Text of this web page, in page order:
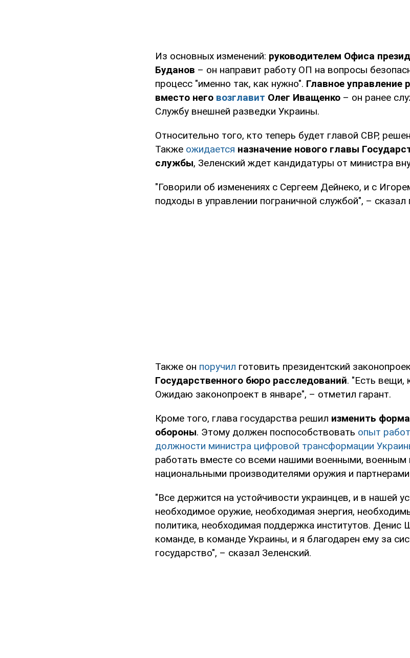
Из основных изменений: руководителем Офиса
Буданов – он направит работу ОП на вопросы
процесс "именно так, как нужно". Главное управление
вместо него возглавит Олег Иващенко – он ранее
Службу внешней разведки Украины.
Относительно того, кто теперь будет главой СВР,
Также ожидается назначение нового главы
службы, Зеленский ждет кандидатуры от министра
"Говорили об изменениях с Сергеем Дейнеко, и с
подходы в управлении пограничной службой", – сказал
Также он поручил готовить президентский
Государственного бюро расследований. "Есть вещи,
Ожидаю законопроект в январе", – отметил гарант.
Кроме того, глава государства решил изменить
обороны. Этому должен поспособствовать опыт
должности министра цифровой трансформации
работать вместе со всеми нашими военными, военным
национальными производителями оружия и
"Все держится на устойчивости украинцев, и в нашей
необходимое оружие, необходимая энергия,
политика, необходимая поддержка институтов. Денис
команде, в команде Украины, и я благодарен ему за
государство", – сказал Зеленский.